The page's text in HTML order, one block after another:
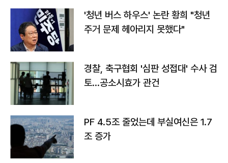
'청년 버스 하우스' 논란 황희 "청년
주거 문제 헤아리지 못했다"
경찰, 축구협회 '심판 성접대' 수사 검
토…공소시효가 관건
PF 4.5조 줄었는데 부실여신은 1.7
조 증가